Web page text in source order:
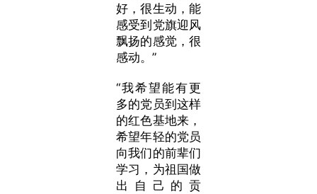
好，很生动，能
感受到党旗迎风
飘扬的感觉，很
感动。”
“我希望能有更
多的党员到这样
的红色基地来，
希望年轻的党员
向我们的前辈们
学习，为祖国做
出自己的贡